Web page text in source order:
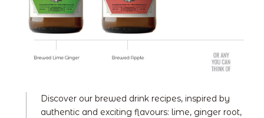
Discover our brewed drink recipes, inspired by
authentic and exciting flavours: lime, ginger root,